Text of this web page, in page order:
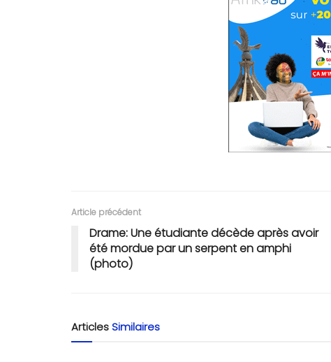
Article précédent
Drame: Une étudiante décède après avoir
été mordue par un serpent en amphi
(photo)
ArticlesSimilaires